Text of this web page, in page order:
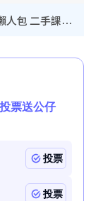
捐書2026︱全港13大捐書/賣書地點懶人包 二手課本最高$150＋舊書換免費咖啡/戲票